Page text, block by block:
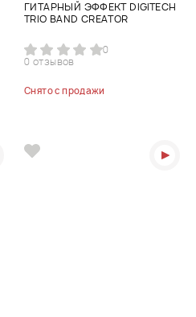
ГИТАРНЫЙ ЭФФЕКТ DIGITECH
TRIO BAND CREATOR
0
0 отзывов
Снято с продажи